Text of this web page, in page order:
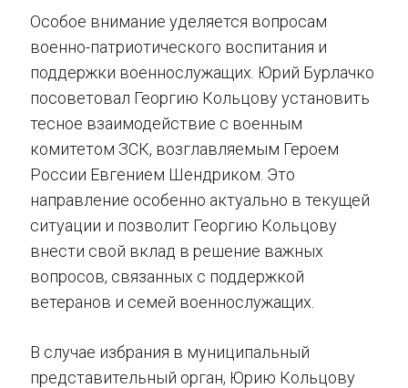
Особое внимание уделяется вопросам
военно-патриотического воспитания и
поддержки военнослужащих. Юрий Бурлачко
посоветовал Георгию Кольцову установить
тесное взаимодействие с военным
комитетом ЗСК, возглавляемым Героем
России Евгением Шендриком. Это
направление особенно актуально в текущей
ситуации и позволит Георгию Кольцову
внести свой вклад в решение важных
вопросов, связанных с поддержкой
ветеранов и семей военнослужащих.
В случае избрания в муниципальный
представительный орган, Юрию Кольцову